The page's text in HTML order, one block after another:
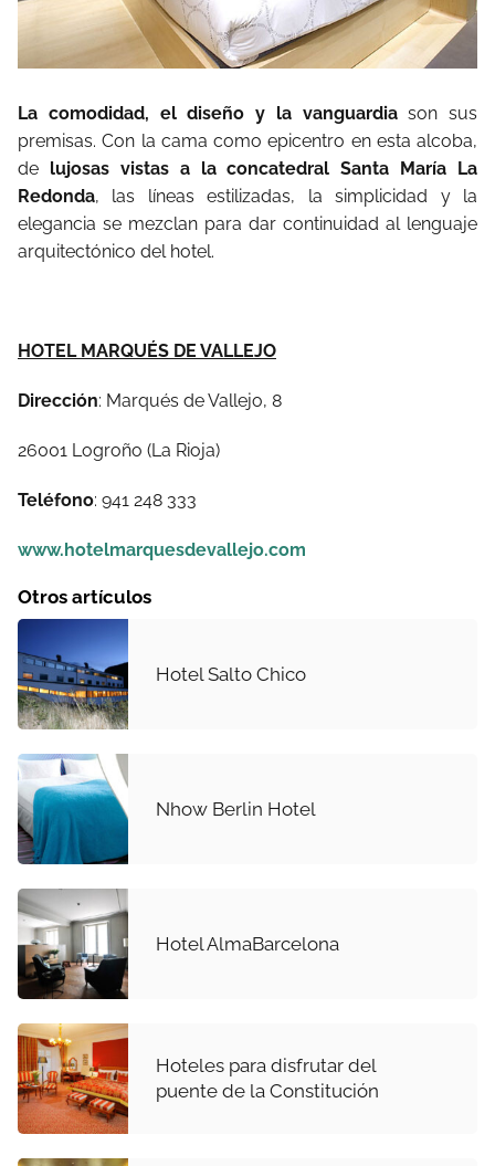
La comodidad, el diseño y la vanguardiason sus
premisas. Con la cama como epicentro en esta alcoba,
de lujosas vistas a la concatedral Santa María La
Redonda, las líneas estilizadas, la simplicidad y la
elegancia se mezclan para dar continuidad al lenguaje
arquitectónico del hotel.
HOTEL MARQUÉS DE VALLEJO
Dirección: Marqués de Vallejo, 8
26001 Logroño (La Rioja)
Teléfono: 941 248 333
www.hotelmarquesdevallejo.com
Otros artículos
Hotel Salto Chico
Nhow Berlin Hotel
Hotel AlmaBarcelona
Hoteles para disfrutar del
puente de la Constitución